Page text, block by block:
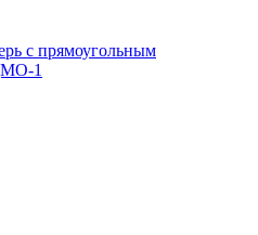
с прямоугольным
1